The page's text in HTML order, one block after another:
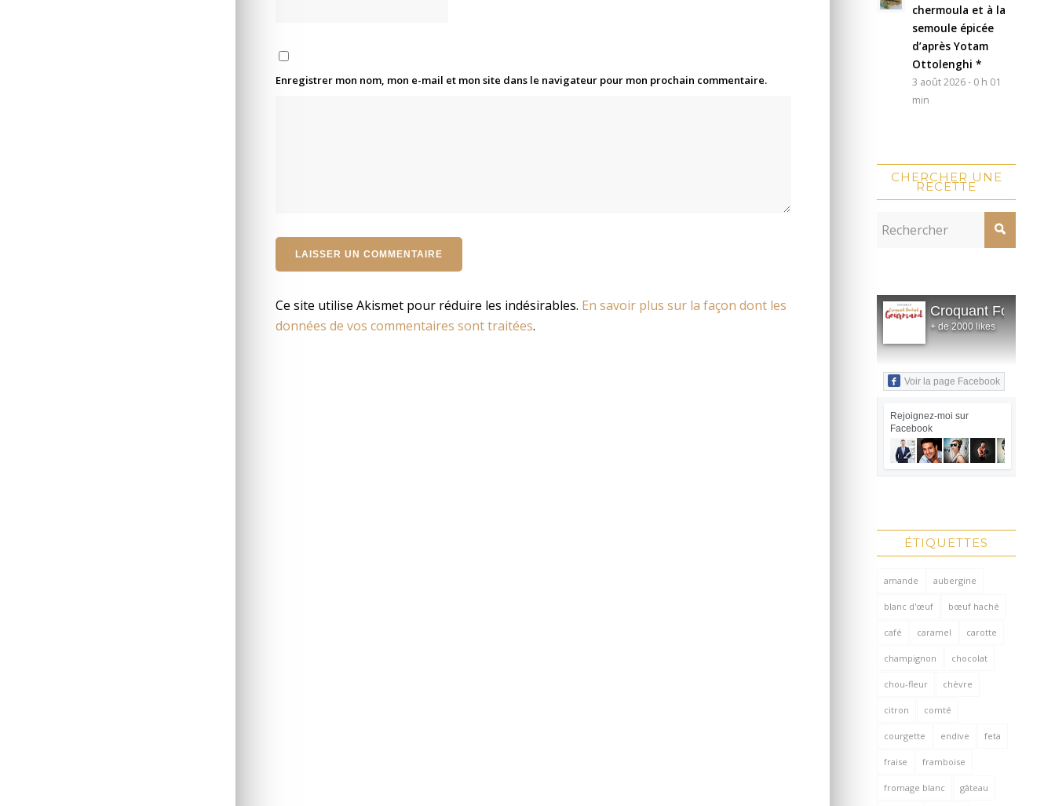
Enregistrer mon nom, mon e-mail et mon site dans le navigateur pour mon prochain commentaire.
Ce site utilise Akismet pour réduire les indésirables. En savoir plus sur la façon dont les
données de vos commentaires sont traitées.
chermoula et à la
semoule épicée
d’après Yotam
Ottolenghi *
3 août 2026 - 0 h 01
min
CHERCHER UNE
RECETTE
Croquant Fondant
+ de 2000 likes
Voir la page Facebook
Rejoignez-moi sur
Facebook
ÉTIQUETTES
amande aubergine
blanc d'œuf bœuf haché
café caramel carotte
champignon chocolat
chou-fleur chèvre
citron comté
courgette endive feta
fraise framboise
fromage blanc gâteau